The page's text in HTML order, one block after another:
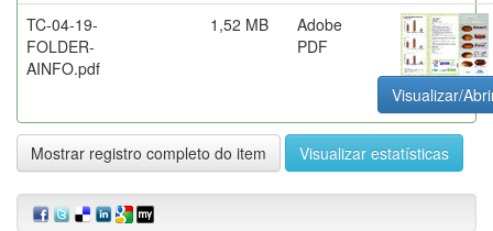
TC-04-19-
FOLDER-
AINFO.pdf
1,52 MB
Adobe
PDF
Visualizar/
Mostrar registro completo do item Visualizar estatísticas